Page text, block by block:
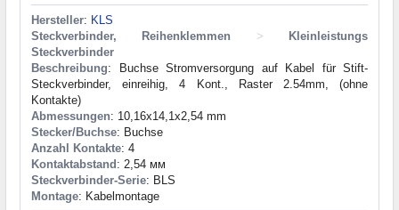
Hersteller: KLS
Steckverbinder, Reihenklemmen
>
Kleinleistungs
Steckverbinder
Beschreibung: Buchse Stromversorgung auf Kabel für Stift-
Steckverbinder, einreihig, 4 Kont., Raster 2.54mm, (ohne
Kontakte)
Abmessungen: 10,16x14,1x2,54 mm
Stecker/Buchse: Buchse
Anzahl Kontakte: 4
Kontaktabstand : 2,54 мм
Steckverbinder-Serie: BLS
Montage: Kabelmontage